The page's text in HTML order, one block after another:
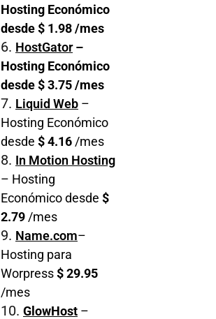
Hosting Económico
desde$ 1.98/mes
HostGator–
Hosting Económico
desde$ 3.75/mes
Liquid Web –
Hosting Económico
desde $ 4.16 /mes
In Motion Hosting
– Hosting
Económico desde $
2.79 /mes
Name.com–
Hosting para
Worpress$ 29.95
/mes
GlowHost –